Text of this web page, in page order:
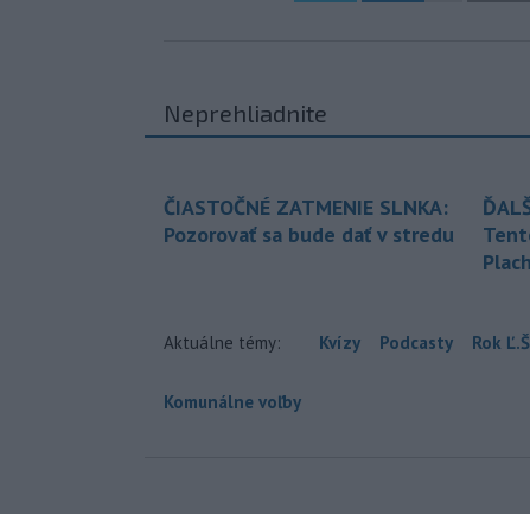
Neprehliadnite
ČIASTOČNÉ ZATMENIE SLNKA:
Pozorovať sa bude dať v stredu
Aktuálne témy: Kvízy Podcasty Rok
Komunálne voľby